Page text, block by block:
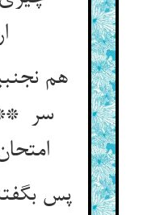
هم
سر **
امتحان هم او بصر
پس